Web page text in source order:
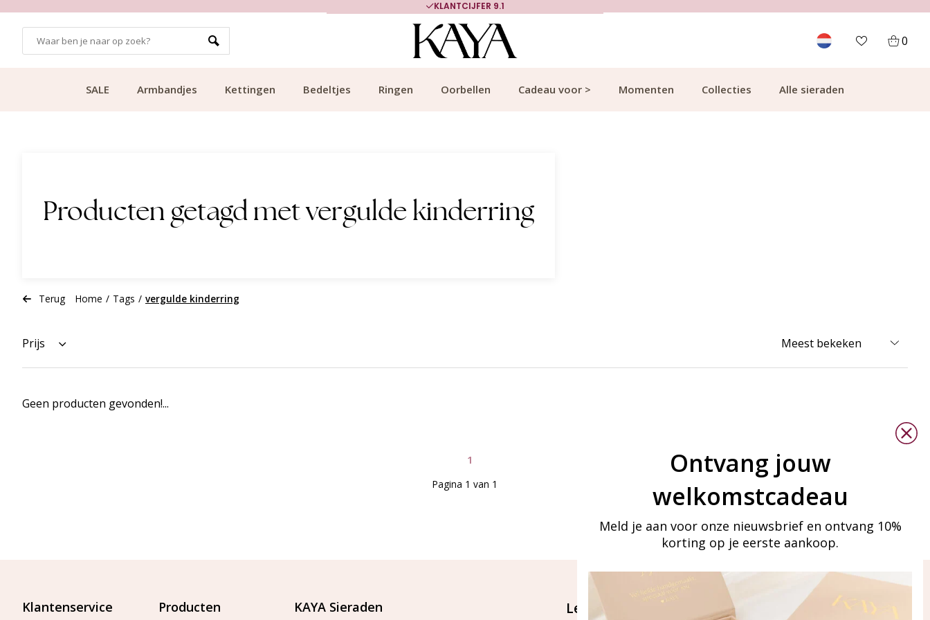
KLANTCIJFER 9.1
0
SALE Armbandjes Kettingen Bedeltjes Ringen Oorbellen Cadeau voor > Momenten Collecties Alle sieraden
Producten getagd met vergulde kinderring
Terug Home / Tags / vergulde kinderring
Prijs
Geen producten gevonden!...
1
Pagina 1 van 1
Klantenservice Producten KAYA Sieraden Let's stay in touch
Ontvang jouw
welkomstcadeau
Meld je aan voor onze nieuwsbrief en ontvang 10%
korting op je eerste aankoop.